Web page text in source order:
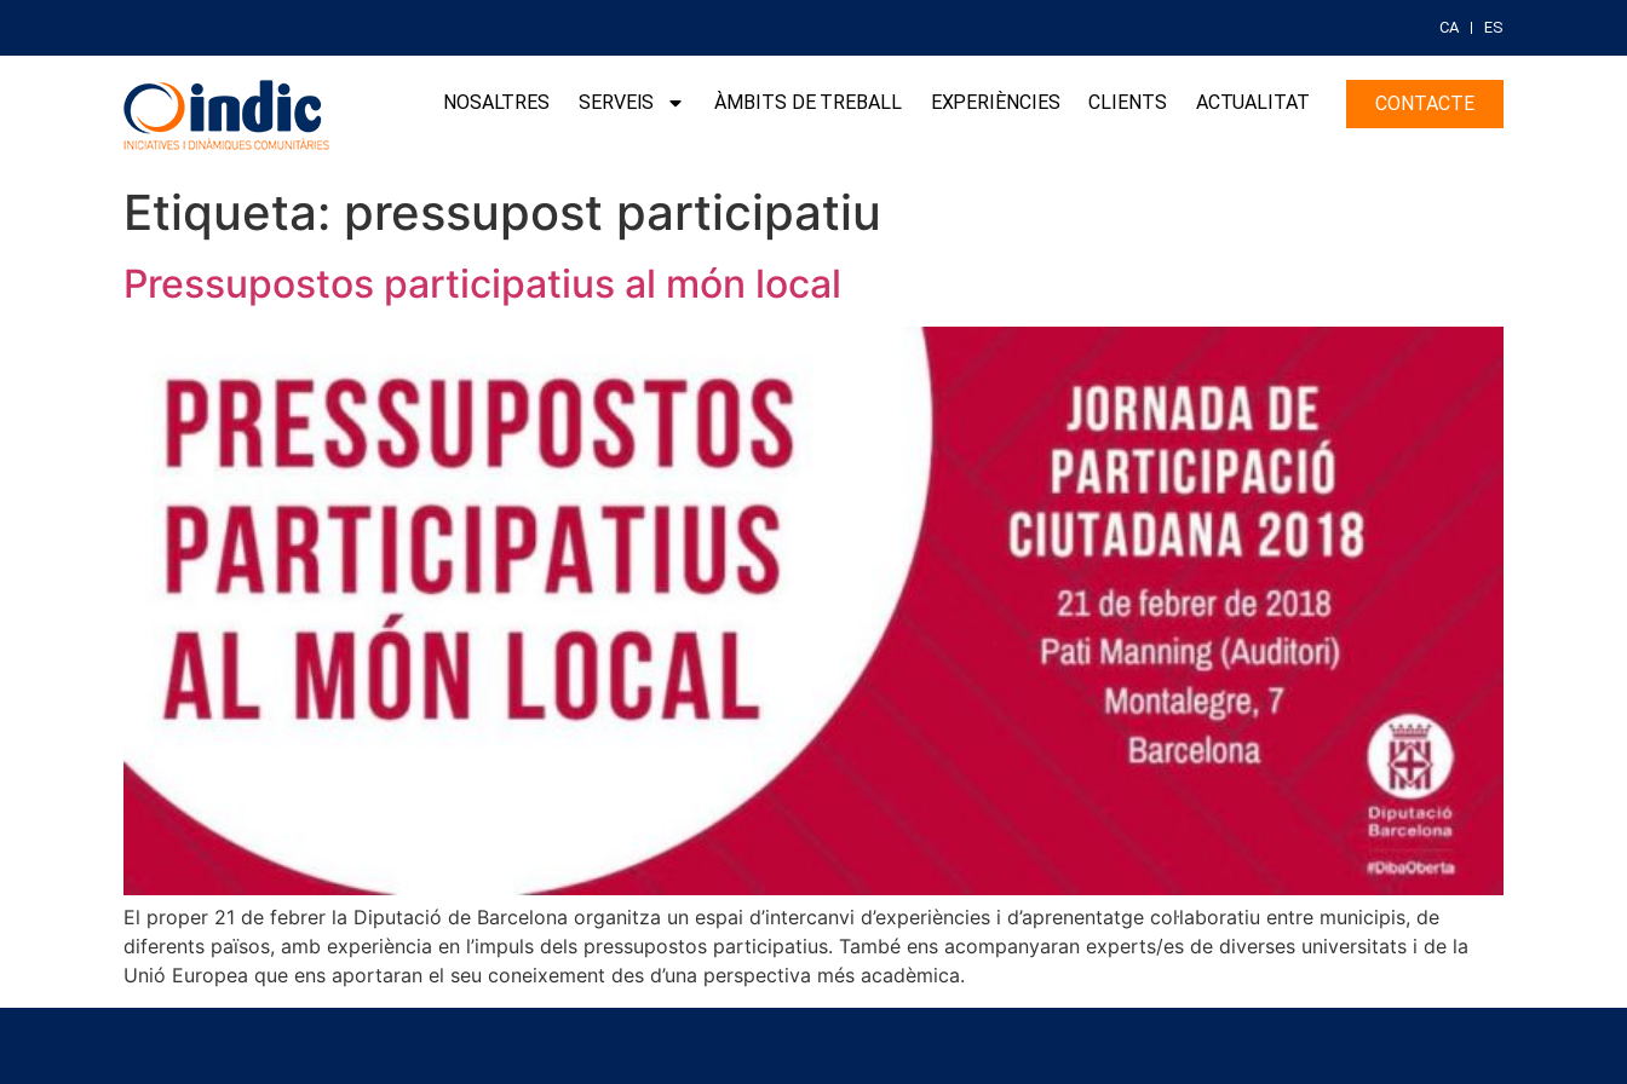
CA ES
NOSALTRES SERVEIS ÀMBITS DE TREBALL EXPERIÈNCIES CLIENTS ACTUALITAT CONTACTE
Etiqueta: pressupost participatiu
Pressupostos participatius al món local
El proper 21 de febrer la Diputació de Barcelona organitza un espai d’intercanvi d’experiències i d’aprenentatge col·laboratiu entre municipis, de
diferents països, amb experiència en l’impuls dels pressupostos participatius. També ens acompanyaran experts/es de diverses universitats i de la
Unió Europea que ens aportaran el seu coneixement des d’una perspectiva més acadèmica.